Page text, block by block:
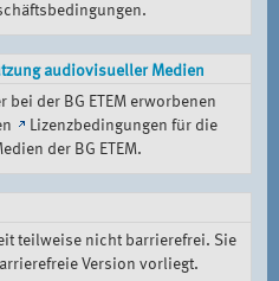
.
audiovisueller Medien
bei der BG ETEM erworbenen
Lizenzbedingungen für die
der BG ETEM.
teilweise nicht barrierefrei. Sie
Version vorliegt.